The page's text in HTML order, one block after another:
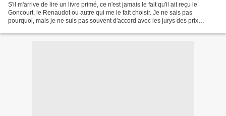
S'il m'arrive de lire un livre primé, ce n'est jamais le fait qu'il ait reçu le
Goncourt, le Renaudot ou autre qui me le fait choisir. Je ne sais pas
pourquoi, mais je ne suis pas souvent d'accord avec les jurys des prix